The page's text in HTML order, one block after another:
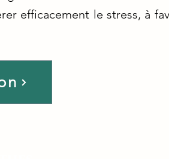
efficacement le stress, à